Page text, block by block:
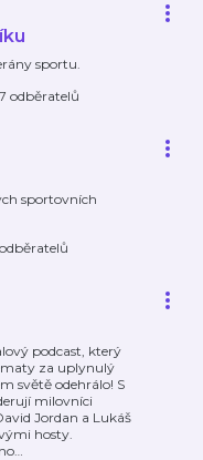
sportu.
odběratelů
sportovních
podcast, který
za uplynulý
světě odehrálo! S
milovníci
Jordan a Lukáš
hosty.
…